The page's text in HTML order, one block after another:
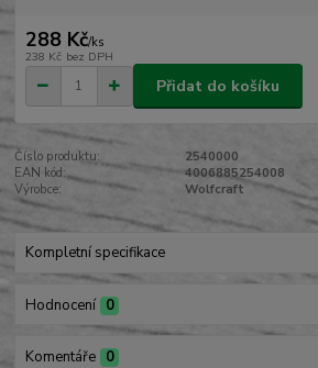
288 Kč/ks
238 Kč bez DPH
Přidat do košíku
Číslo produktu:
2540000
EAN kód:
4006885254008
Výrobce:
Wolfcraft
Kompletní specifikace
Hodnocení 0
Komentáře 0